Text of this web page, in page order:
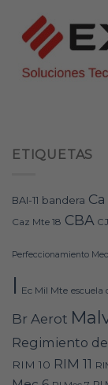
ETIQUETAS
BAI-11 bandera
Caz Mte 18 CBA
Perfeccionamiento
I Ec Mil Mte escuela
Br Aerot
Regimiento
RIM 10 RIM 11